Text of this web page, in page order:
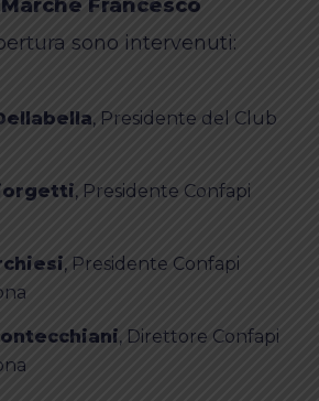
Francesco
sono intervenuti:
, Presidente del Club
, Presidente Confapi
, Presidente Confapi
, Direttore Confapi